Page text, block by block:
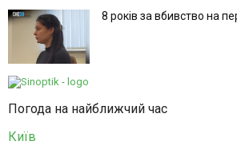
8 років за вбивство на
Погода на найближчий час
Київ